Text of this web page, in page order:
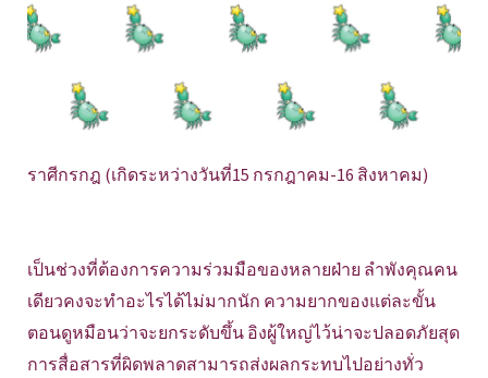
ราศีกรกฎ (เกิดระหว่างวันที่15 กรกฎาคม-16 สิงหาคม)
เป็นช่วงที่ต้องการความร่วมมือของหลายฝ่าย ลำพังคุณคน
เดียวคงจะทำอะไรได้ไม่มากนัก ความยากของแต่ละขั้น
ตอนดูหมือนว่าจะยกระดับขึ้น อิงผู้ใหญ่ไว้น่าจะปลอดภัยสุด
การสื่อสารที่ผิดพลาดสามารถส่งผลกระทบไปอย่างทั่ว